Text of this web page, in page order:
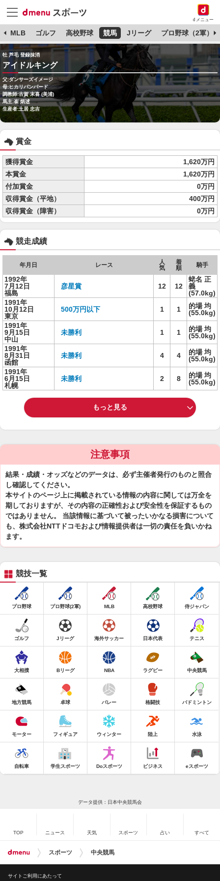
dメニュー
MLB ゴルフ 高校野球 競馬 Jリーグ プロ野球（2軍）
牡 芦毛 登録抹消
アイドルキング
父:ダンサーズイメージ
母:ヒカリパンパード
調教師:古賀 末喜 (美浦)
馬主:崔 炳逑
生産者:土居 忠吉
賞金
獲得賞金
1,620万円
本賞金
1,620万円
付加賞金
0万円
収得賞金（平地）
400万円
収得賞金（障害）
0万円
競走成績
年月日 レース
人
気
着
順
騎手
1992年
7月12日
福島
彦星賞 12 12
蛯名 正
義
(57.0kg)
1991年
10月12日
東京
500万円以下 1 1
的場 均
(55.0kg)
1991年
9月15日
中山
未勝利 1 1
的場 均
(55.0kg)
1991年
8月31日
函館
未勝利 4 4
的場 均
(55.0kg)
1991年
6月15日
札幌
未勝利 2 8
的場 均
(55.0kg)
もっと見る
注意事項
結果・成績・オッズなどのデータは、必ず主催者発行のものと照合
し確認してください。
本サイトのページ上に掲載されている情報の内容に関しては万全を
期しておりますが、その内容の正確性および安全性を保証するもの
ではありません。 当該情報に基づいて被ったいかなる損害について
も、株式会社NTTドコモおよび情報提供者は一切の責任を負いかね
ます。
競技一覧
プロ野球 プロ野球(2軍) MLB 高校野球 侍ジャパン
ゴルフ Jリーグ 海外サッカー 日本代表 テニス
大相撲 Bリーグ NBA ラグビー 中央競馬
地方競馬 卓球 バレー 格闘技 バドミントン
モーター フィギュア ウィンター 陸上 水泳
自転車 学生スポーツ Doスポーツ ビジネス eスポーツ
データ提供：日本中央競馬会
TOP ニュース 天気 スポーツ 占い すべて
スポーツ 中央競馬
サイトご利用にあたって